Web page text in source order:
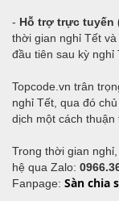
- Hỗ trợ trực tuyến
thời gian nghỉ Tết
đầu tiên sau kỳ nghỉ
Topcode.vn trân
nghỉ Tết, qua đó
dịch một cách thuận
Trong thời gian
hệ qua Zalo:
Fanpage: Sàn chia